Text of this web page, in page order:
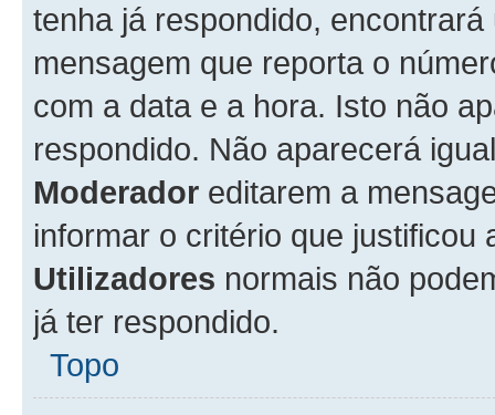
tenha já respondido,
mensagem que reporta o
com a data e a hora. Isto não
respondido. Não aparecerá
Moderador editarem a
informar o critério que
Utilizadores normais não
já ter respondido.
Topo